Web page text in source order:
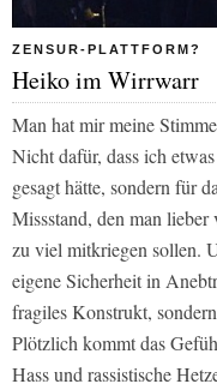
ZENSUR-PLATTFORM?
Heiko im Wirrwarr
Man hat mir meine
Nicht dafür, dass ich
gesagt hätte, sondern für
Missstand, den man
zu viel mitkriegen sollen.
eigene Sicherheit in
fragiles Konstrukt,
Plötzlich kommt das
Hass und rassistische